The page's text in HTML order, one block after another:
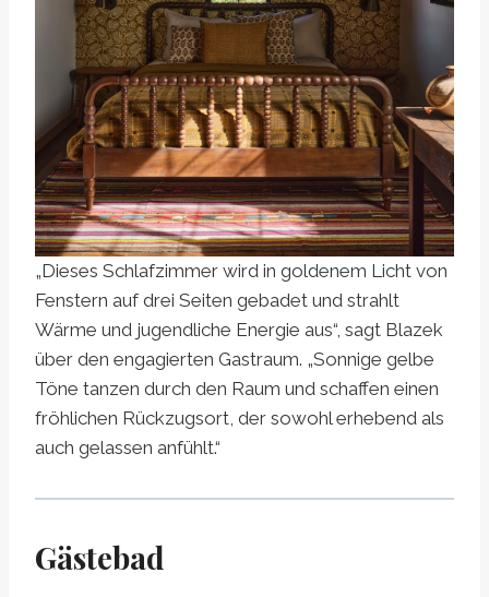
„Dieses Schlafzimmer wird in goldenem Licht von
Fenstern auf drei Seiten gebadet und strahlt
Wärme und jugendliche Energie aus“, sagt Blazek
über den engagierten Gastraum. „Sonnige gelbe
Töne tanzen durch den Raum und schaffen einen
fröhlichen Rückzugsort, der sowohl erhebend als
auch gelassen anfühlt.“
Gästebad